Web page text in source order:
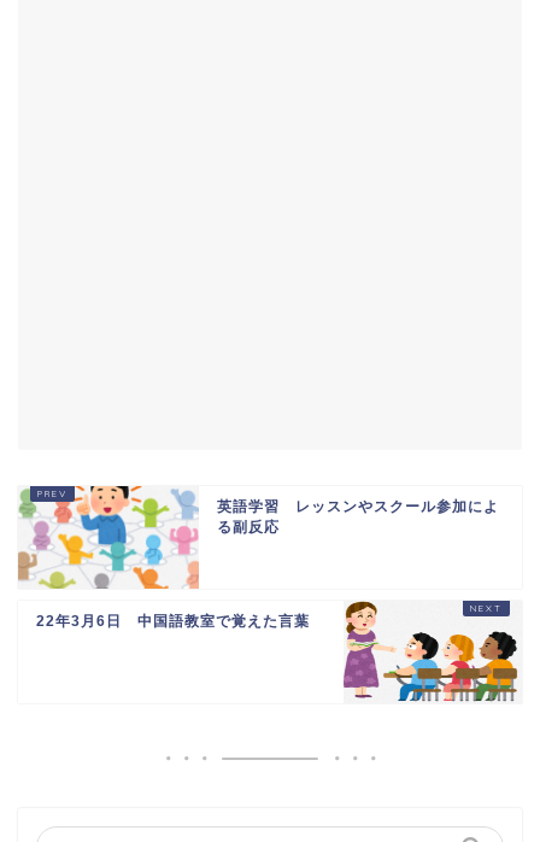
英語学習 レッスンやスクール参加によ
る副反応
22年3月6日 中国語教室で覚えた言葉